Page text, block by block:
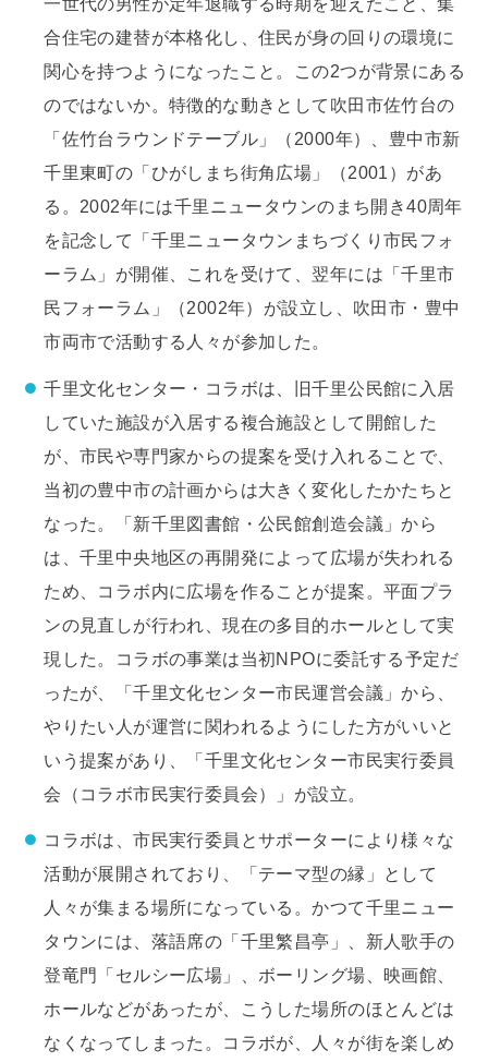
合住宅の建替が本格化し、住民が身の回りの環境に
関心を持つようになったこと。この2つが背景にある
のではないか。特徴的な動きとして吹田市佐竹台の
「佐竹台ラウンドテーブル」（2000年）、豊中市新
千里東町の「ひがしまち街角広場」（2001）があ
る。2002年には千里ニュータウンのまち開き40周年
を記念して「千里ニュータウンまちづくり市民フォ
ーラム」が開催、これを受けて、翌年には「千里市
民フォーラム」（2002年）が設立し、吹田市・豊中
市両市で活動する人々が参加した。
千里文化センター・コラボは、旧千里公民館に入居
していた施設が入居する複合施設として開館した
が、市民や専門家からの提案を受け入れることで、
当初の豊中市の計画からは大きく変化したかたちと
なった。「新千里図書館・公民館創造会議」から
は、千里中央地区の再開発によって広場が失われる
ため、コラボ内に広場を作ることが提案。平面プラ
ンの見直しが行われ、現在の多目的ホールとして実
現した。コラボの事業は当初NPOに委託する予定だ
ったが、「千里文化センター市民運営会議」から、
やりたい人が運営に関われるようにした方がいいと
いう提案があり、「千里文化センター市民実行委員
会（コラボ市民実行委員会）」が設立。
コラボは、市民実行委員とサポーターにより様々な
活動が展開されており、「テーマ型の縁」として
人々が集まる場所になっている。かつて千里ニュー
タウンには、落語席の「千里繁昌亭」、新人歌手の
登竜門「セルシー広場」、ボーリング場、映画館、
ホールなどがあったが、こうした場所のほとんどは
なくなってしまった。コラボが、人々が街を楽しめ